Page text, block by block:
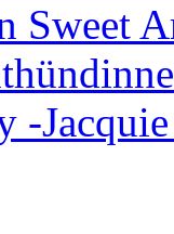
Sweet
-